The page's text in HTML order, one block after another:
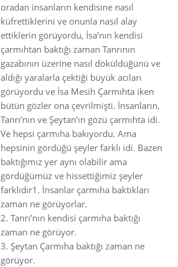
oradan insanların kendisine nasıl
küfrettiklerini ve onunla nasıl alay
ettiklerin görüyordu, İsa’nın kendisi
çarmıhtan baktığı zaman Tanrının
gazabının üzerine nasıl döküldüğünü ve
aldığı yaralarla çektiği büyük acıları
görüyordu ve İsa Mesih Çarmıhta iken
bütün gözler ona çevrilmişti. İnsanların,
Tanrı’nın ve Şeytan’ın gözü çarmıhta idi.
Ve hepsi çarmıha bakıyordu. Ama
hepsinin gördüğü şeyler farklı idi. Bazen
baktığımız yer aynı olabilir ama
gördüğümüz ve hissettiğimiz şeyler
farklıdır1. İnsanlar çarmıha baktıkları
zaman ne görüyorlar.
2. Tanrı’nın kendisi çarmıha baktığı
zaman ne görüyor.
3. Şeytan Çarmıha baktığı zaman ne
görüyor.